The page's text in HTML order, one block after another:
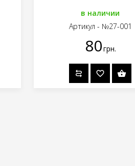
в наличии
Артикул - №27-001
80грн.